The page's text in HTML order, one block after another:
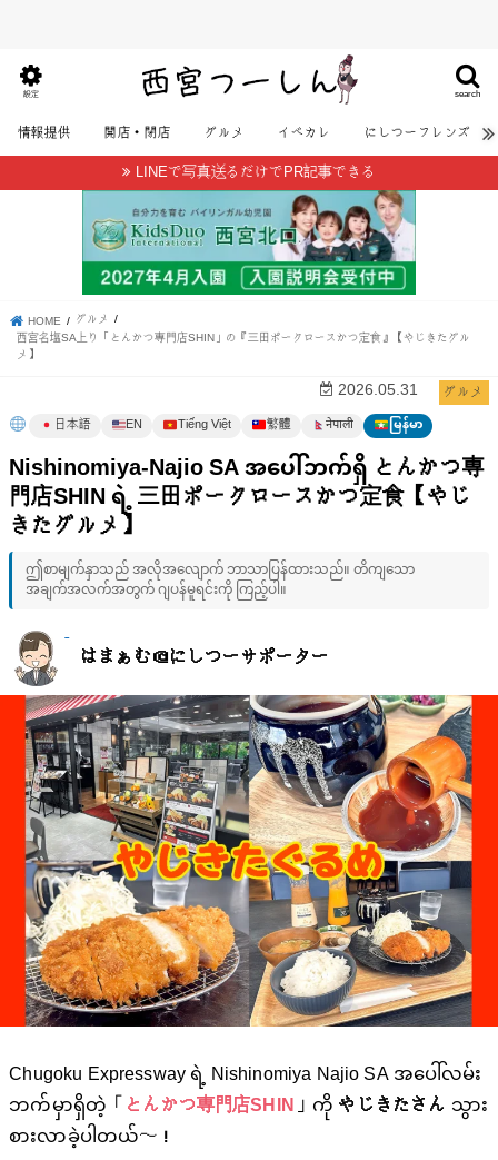
search
設定
情報提供 開店・閉店 グルメ イベカレ にしつーフレンズ
LINEで写真送るだけでPR記事できる
HOME グルメ
西宮名塩SA上り「とんかつ専門店SHIN」の『三田ポークロースかつ定食』【やじきたグル
メ】
グルメ
2026.05.31
日本語 EN Tiếng Việt 繁體 नेपाली မြန်မာ
Nishinomiya-Najio SA အပေါ်ဘက်ရှိ とんかつ専
門店SHIN ရဲ့ 三田ポークロースかつ定食【やじ
きたグルメ】
ဤစာမျက်နှာသည် အလိုအလျောက် ဘာသာပြန်ထားသည်။ တိကျသော
အချက်အလက်အတွက် ဂျပန်မူရင်းကို ကြည့်ပါ။
はまぁむ＠にしつーサポーター
Chugoku Expressway ရဲ့ Nishinomiya Najio SA အပေါ်လမ်း
ဘက်မှာရှိတဲ့「とんかつ専門店SHIN」ကိုやじきたさん သွား
စားလာခဲ့ပါတယ်〜！